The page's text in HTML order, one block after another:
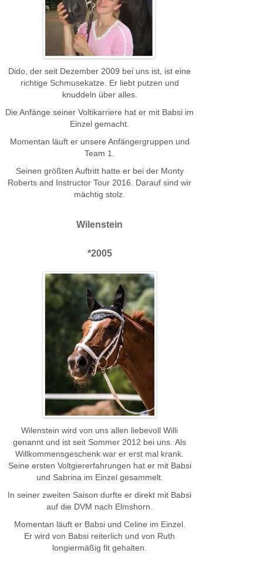
Dido, der seit Dezember 2009 bei uns ist, ist eine
richtige Schmusekatze. Er liebt putzen und
knuddeln über alles.
Die Anfänge seiner Voltikarriere hat er mit Babsi im
Einzel gemacht.
Momentan läuft er unsere Anfängergruppen und
Team 1.
Seinen größten Auftritt hatte er bei der Monty
Roberts and Instructor Tour 2016. Darauf sind wir
mächtig stolz.
Wilenstein
*2005
Wilenstein wird von uns allen liebevoll Willi
genannt und ist seit Sommer 2012 bei uns. Als
Willkommensgeschenk war er erst mal krank.
Seine ersten Voltgiererfahrungen hat er mit Babsi
und Sabrina im Einzel gesammelt.
In seiner zweiten Saison durfte er direkt mit Babsi
auf die DVM nach Elmshorn.
Momentan läuft er Babsi und Celine im Einzel.
Er wird von Babsi reiterlich und von Ruth
longiermäßig fit gehalten.